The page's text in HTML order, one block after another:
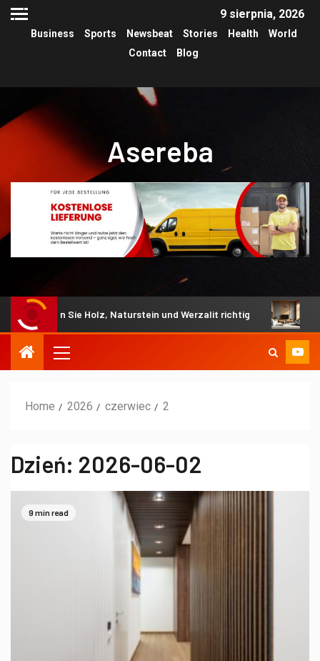
9 sierpnia, 2026
Business Sports Newsbeat Stories Health
World
Contact
Blog
Asereba
Sie Holz, Naturstein und Werzalit richtig Akustik im
Home 2026 czerwiec 2
Dzień: 2026-06-02
9 min read